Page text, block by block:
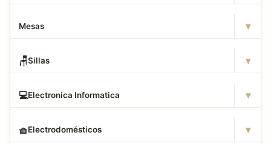
Mesas ▾
🪑Sillas ▾
💻Electronica Informatica ▾
🧺Electrodomésticos ▾